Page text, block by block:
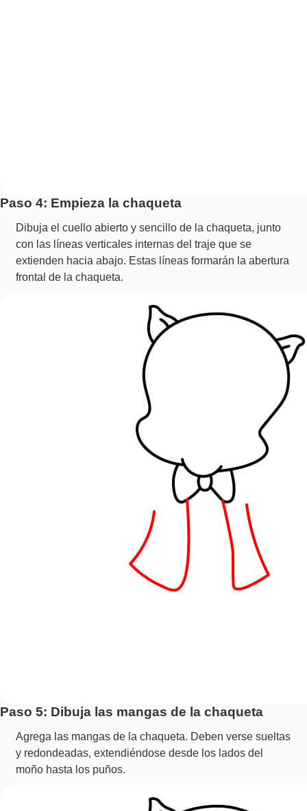
Paso 4: Empieza la chaqueta
Dibuja el cuello abierto y sencillo de la chaqueta, junto
con las líneas verticales internas del traje que se
extienden hacia abajo. Estas líneas formarán la abertura
frontal de la chaqueta.
Paso 5: Dibuja las mangas de la chaqueta
Agrega las mangas de la chaqueta. Deben verse sueltas
y redondeadas, extendiéndose desde los lados del
moño hasta los puños.